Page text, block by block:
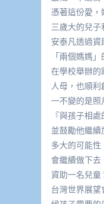
憑著這份愛
三歲大的兒子
安泰凡透過
「兩個媽媽
在學校舉辦
人母，也順
一不變的是
『與孩子相
並鼓勵他繼
多大的可能
會繼續做下去
資助一名兒童
台灣世界展